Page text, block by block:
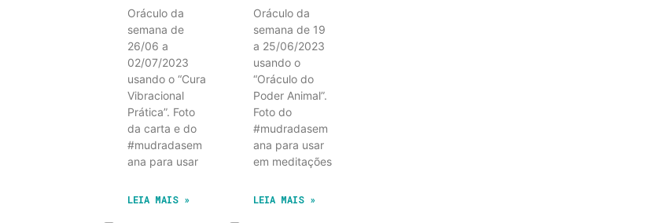
Oráculo da
semana de
26/06 a
02/07/2023
usando o “Cura
Vibracional
Prática”. Foto
da carta e do
#mudradasem
ana para usar
LEIA MAIS »
Oráculo da
semana de 19
a 25/06/2023
usando o
“Oráculo do
Poder Animal”.
Foto do
#mudradasem
ana para usar
em meditações
LEIA MAIS »